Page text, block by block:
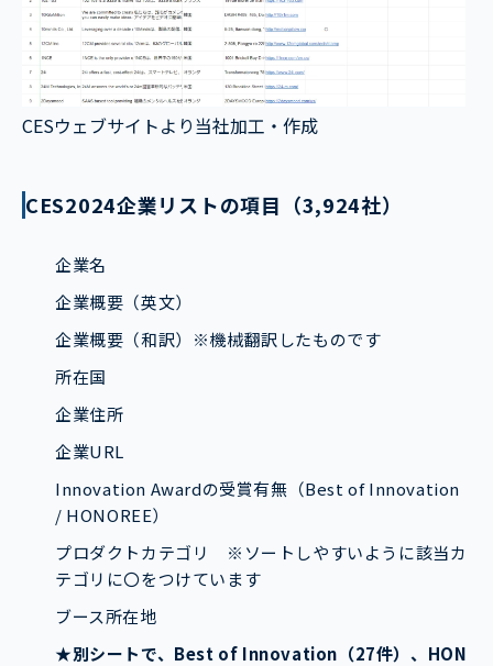
CESウェブサイトより当社加工・作成
CES2024企業リストの項目（3,924社）
企業名
企業概要（英文）
企業概要（和訳）※機械翻訳したものです
所在国
企業住所
企業URL
Innovation Awardの受賞有無（Best of Innovation
/ HONOREE）
プロダクトカテゴリ ※ソートしやすいように該当カ
テゴリに〇をつけています
ブース所在地
★別シートで、Best of Innovation（27件）、HON